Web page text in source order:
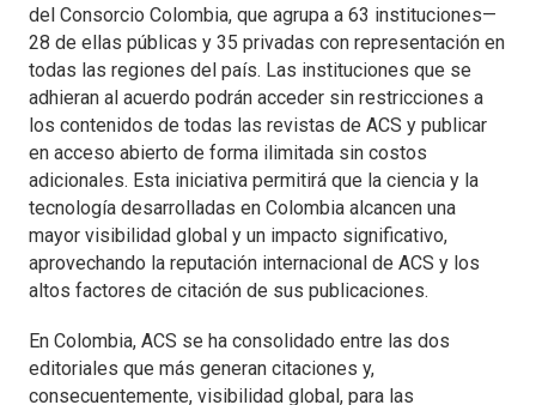
del Consorcio Colombia, que agrupa a 63 instituciones—
28 de ellas públicas y 35 privadas con representación en
todas las regiones del país. Las instituciones que se
adhieran al acuerdo podrán acceder sin restricciones a
los contenidos de todas las revistas de ACS y publicar
en acceso abierto de forma ilimitada sin costos
adicionales. Esta iniciativa permitirá que la ciencia y la
tecnología desarrolladas en Colombia alcancen una
mayor visibilidad global y un impacto significativo,
aprovechando la reputación internacional de ACS y los
altos factores de citación de sus publicaciones.
En Colombia, ACS se ha consolidado entre las dos
editoriales que más generan citaciones y,
consecuentemente, visibilidad global, para las